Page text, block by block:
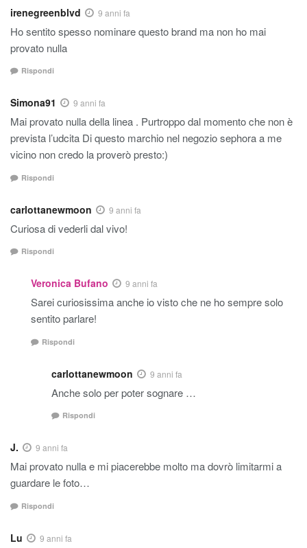
irenegreenblvd 9 anni fa
Ho sentito spesso nominare questo brand ma non ho mai
provato nulla
Rispondi
Simona91 9 anni fa
Mai provato nulla della linea . Purtroppo dal momento che non è
prevista l’udcita Di questo marchio nel negozio sephora a me
vicino non credo la proverò presto:)
Rispondi
carlottanewmoon 9 anni fa
Curiosa di vederli dal vivo!
Rispondi
Veronica Bufano 9 anni fa
Sarei curiosissima anche io visto che ne ho sempre solo
sentito parlare!
Rispondi
carlottanewmoon 9 anni fa
Anche solo per poter sognare …
Rispondi
J. 9 anni fa
Mai provato nulla e mi piacerebbe molto ma dovrò limitarmi a
guardare le foto…
Rispondi
Lu 9 anni fa